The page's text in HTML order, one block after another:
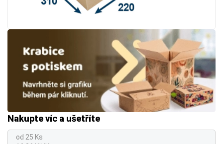
Nakupte víc a ušetříte
od 25 Ks